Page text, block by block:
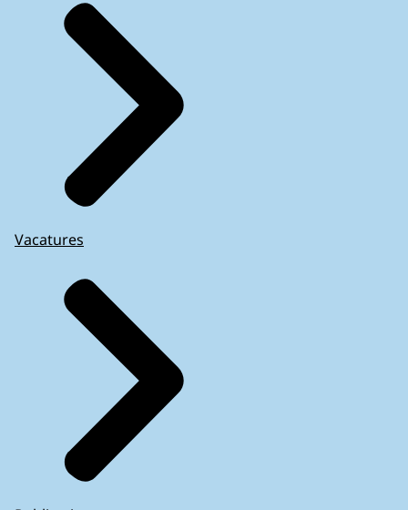
of met een andere bestemming.
Meer weten over kerkenvisies?
Ga naar www.toekomstreligieuserfgoed.nl
Vacatures